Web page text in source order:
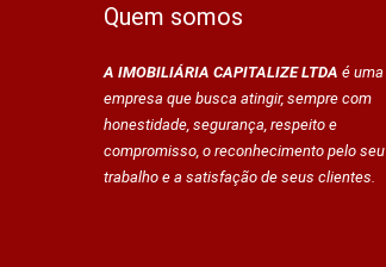
Quem somos
A IMOBILIÁRIA CAPITALIZE LTDA é uma
empresa que busca atingir, sempre com
honestidade, segurança, respeito e
compromisso, o reconhecimento pelo seu
trabalho e a satisfação de seus clientes.